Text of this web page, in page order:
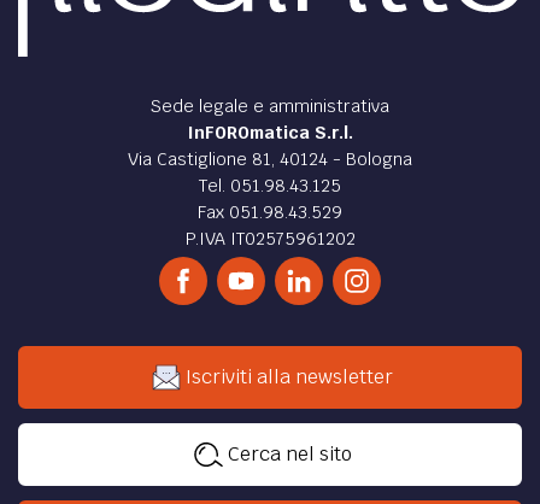
Sede legale e amministrativa
InFOROmatica S.r.l.
Via Castiglione 81, 40124 - Bologna
Tel. 051.98.43.125
Fax 051.98.43.529
P.IVA IT02575961202
Iscriviti alla newsletter
Cerca nel sito